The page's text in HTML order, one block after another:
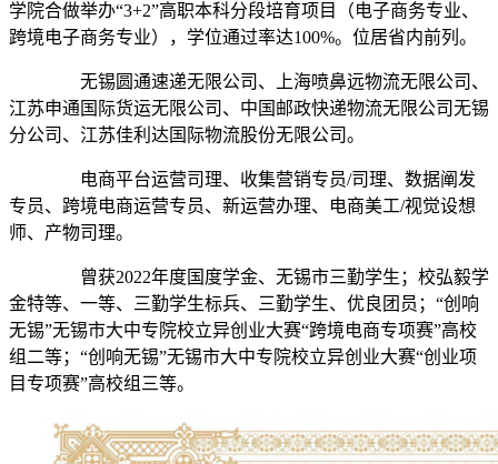
学院合做举办“3+2”高职本科分段培育项目（电子商务专业、
跨境电子商务专业），学位通过率达100%。位居省内前列。
无锡圆通速递无限公司、上海喷鼻远物流无限公司、
江苏申通国际货运无限公司、中国邮政快递物流无限公司无锡
分公司、江苏佳利达国际物流股份无限公司。
电商平台运营司理、收集营销专员/司理、数据阐发
专员、跨境电商运营专员、新运营办理、电商美工/视觉设想
师、产物司理。
曾获2022年度国度学金、无锡市三勤学生；校弘毅学
金特等、一等、三勤学生标兵、三勤学生、优良团员；“创响
无锡”无锡市大中专院校立异创业大赛“跨境电商专项赛”高校
组二等；“创响无锡”无锡市大中专院校立异创业大赛“创业项
目专项赛”高校组三等。